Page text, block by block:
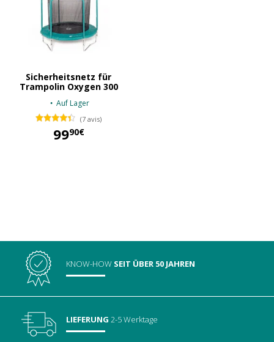
Sicherheitsnetz für
Trampolin Oxygen 300
Auf Lager
(7 avis)
9990€
KNOW-HOW SEIT ÜBER 50 JAHREN
LIEFERUNG 2-5 Werktage